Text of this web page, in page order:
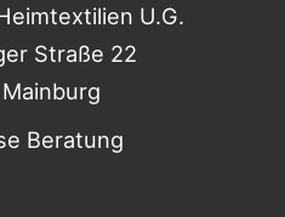
U.G.
Straße 22
Beratung